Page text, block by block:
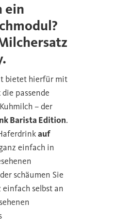
ein
bietet hierfür mit
passende
– der
Barista Edition.
auf
einfach in
schäumen Sie
selbst an